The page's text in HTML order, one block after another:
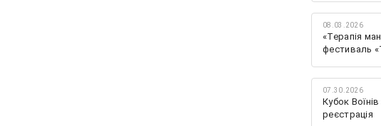
08.03.2026
«Терапія
фестиваль
07.30.2026
Кубок
реєстрація